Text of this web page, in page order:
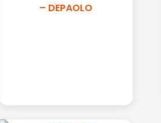
– DEPAOLO